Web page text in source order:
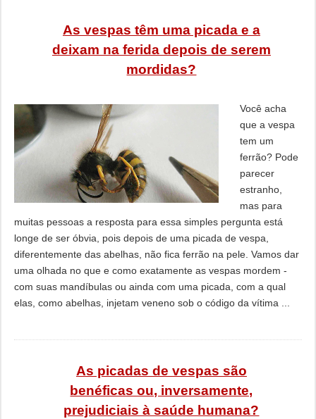
As vespas têm uma picada e a
deixam na ferida depois de serem
mordidas?
Você acha
que a vespa
tem um
ferrão? Pode
parecer
estranho,
mas para
muitas pessoas a resposta para essa simples pergunta está
longe de ser óbvia, pois depois de uma picada de vespa,
diferentemente das abelhas, não fica ferrão na pele. Vamos dar
uma olhada no que e como exatamente as vespas mordem -
com suas mandíbulas ou ainda com uma picada, com a qual
elas, como abelhas, injetam veneno sob o código da vítima ...
As picadas de vespas são
benéficas ou, inversamente,
prejudiciais à saúde humana?